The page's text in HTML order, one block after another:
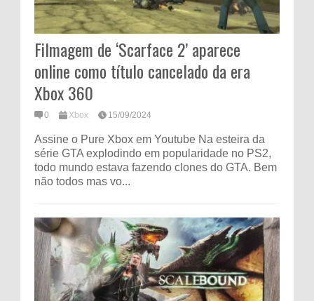
Filmagem de ‘Scarface 2’ aparece
online como título cancelado da era
Xbox 360
0 Xbox 15/09/2024
Assine o Pure Xbox em Youtube Na esteira da
série GTA explodindo em popularidade no PS2,
todo mundo estava fazendo clones do GTA. Bem
não todos mas vo...